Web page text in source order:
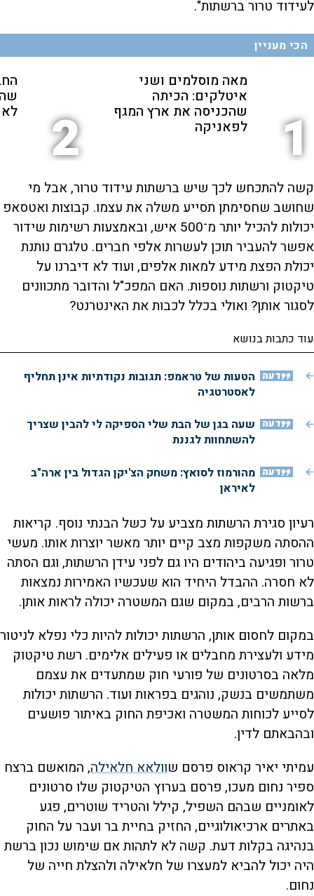
לעידוד טרור ברשתות".
הכי מעניין
1
מאה מוסלמים ושני
איטלקים: הכיתה
שהכניסה את ארץ המגף
לפאניקה 2
קשה להתכחש לכך שיש ברשתות עידוד טרור, אבל מי
שחושב שחסימתן תסייע משלה את עצמו. קבוצות ואטסאפ
יכולות להכיל יותר מ־500 איש, ובאמצעות רשימות שידור
אפשר להעביר תוכן לעשרות אלפי חברים. טלגרם נותנת
יכולת הפצת מידע למאות אלפים, ועוד לא דיברנו על
טיקטוק ורשתות נוספות. האם המפכ"ל והדובר מתכוונים
לסגור אותן? ואולי בכלל לכבות את האינטרנט?
עוד כתבות בנושא
דעה הטעות של טראמפ: תגובות נקודתיות אינן תחליף
לאסטרטגיה
דעה שעה בגן של הבת שלי הספיקה לי להבין שצריך
להשתחוות לגננת
דעה מהורמוז לסואץ: משחק הצ'יקן הגדול בין ארה"ב
לאיראן
רעיון סגירת הרשתות מצביע על כשל הבנתי נוסף. קריאות
ההסתה משקפות מצב קיים יותר מאשר יוצרות אותו. מעשי
טרור ופגיעה ביהודים היו גם לפני עידן הרשתות, וגם הסתה
לא חסרה. ההבדל היחיד הוא שעכשיו האמירות נמצאות
ברשות הרבים, במקום שגם המשטרה יכולה לראות אותן.
במקום לחסום אותן, הרשתות יכולות להיות כלי נפלא לניטור
מידע ולעצירת מחבלים או פעילים אלימים. רשת טיקטוק
מלאה בסרטונים של פורעי חוק שמתעדים את עצמם
משתמשים בנשק, נוהגים בפראות ועוד. הרשתות יכולות
לסייע לכוחות המשטרה ואכיפת החוק באיתור פושעים
ובהבאתם לדין.
עמיתי יאיר קראוס פרסם שוולאא חלאילה, המואשם ברצח
ספיר נחום מעכו, פרסם בערוץ הטיקטוק שלו סרטונים
לאומניים שבהם השפיל, קילל והטריד שוטרים, פגע
באתרים ארכיאולוגיים, החזיק בחיית בר ועבר על החוק
בנהיגה בקלות דעת. קשה לא לתהות אם שימוש נכון ברשת
היה יכול להביא למעצרו של חלאילה ולהצלת חייה של
נחום.